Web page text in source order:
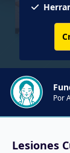
Por
Lesiones